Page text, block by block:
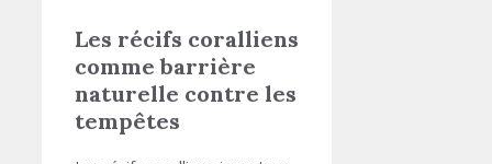
Les récifs coralliens
comme barrière
naturelle contre les
tempêtes